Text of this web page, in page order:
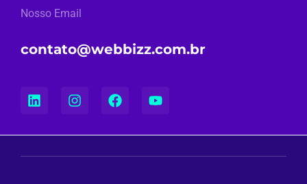
Nosso Email
contato@webbizz.com.br